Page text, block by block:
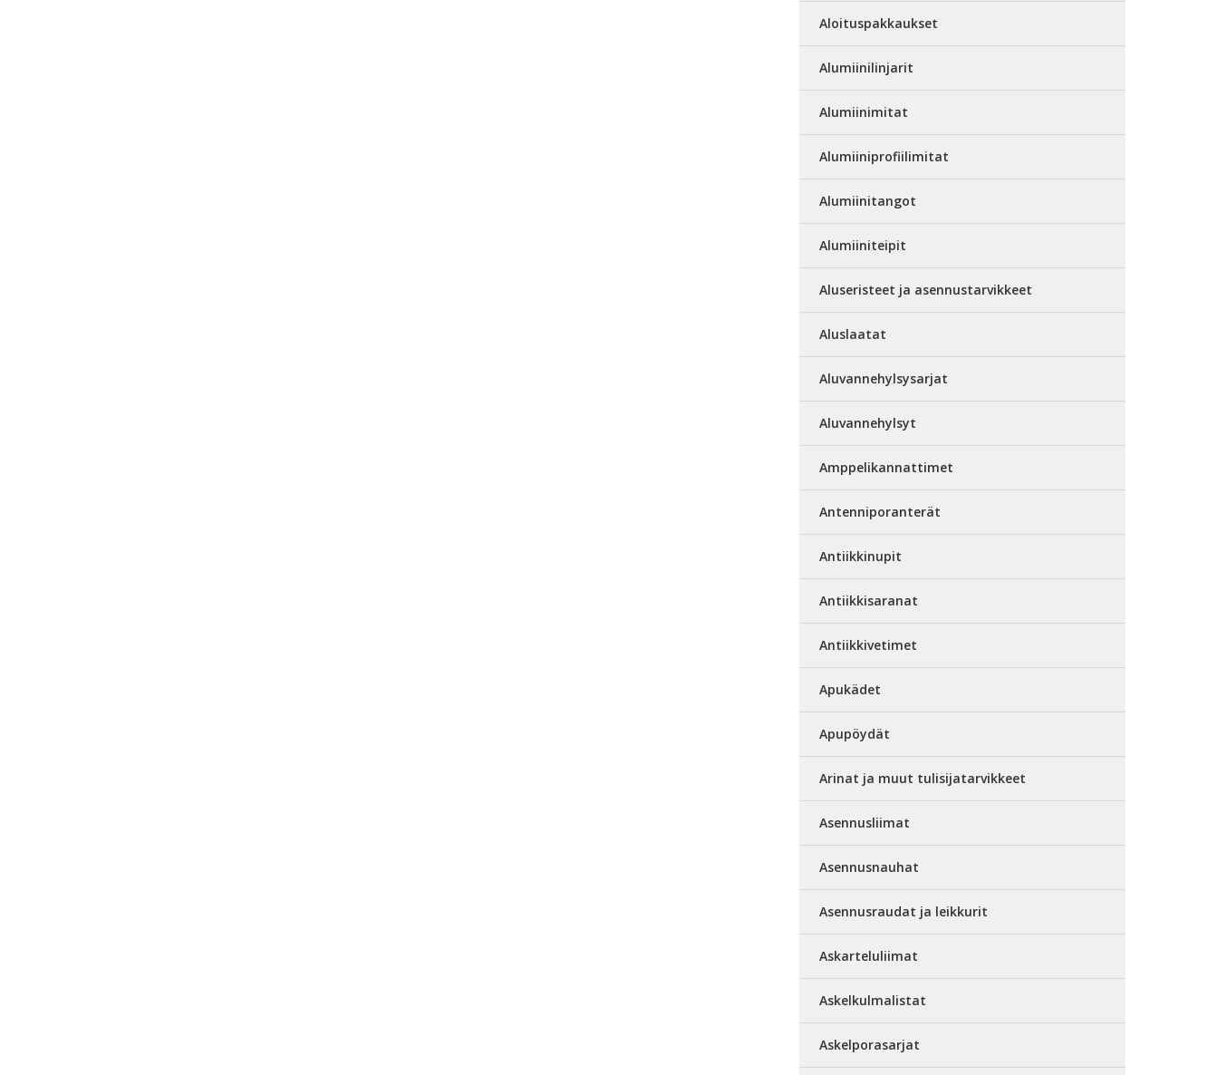
Aloituspakkaukset
Alumiinilinjarit
Alumiinimitat
Alumiiniprofiilimitat
Alumiinitangot
Alumiiniteipit
Aluseristeet ja asennustarvikkeet
Aluslaatat
Aluvannehylsysarjat
Aluvannehylsyt
Amppelikannattimet
Antenniporanterät
Antiikkinupit
Antiikkisaranat
Antiikkivetimet
Apukädet
Apupöydät
Arinat ja muut tulisijatarvikkeet
Asennusliimat
Asennusnauhat
Asennusraudat ja leikkurit
Askarteluliimat
Askelkulmalistat
Askelporasarjat